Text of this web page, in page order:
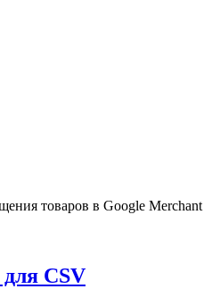
товаров в Google Merchant
CSV